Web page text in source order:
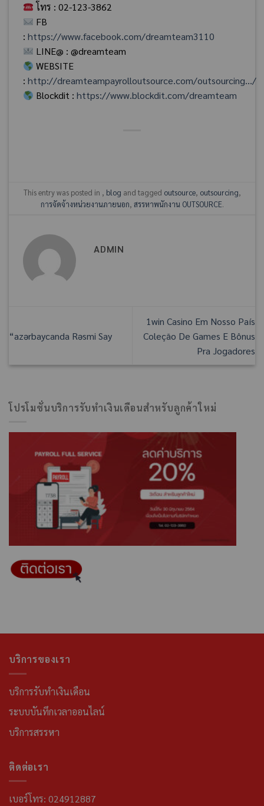
โทร : 02-123-3862
FB
: https://www.facebook.com/dreamteam3110
LINE@ : @dreamteam
WEBSITE
: http://dreamteampayrolloutsource.com/outsourcing…/
Blockdit : https://www.blockdit.com/dreamteam
This entry was posted in , blog and tagged outsource, outsourcing,
การจัดจ้างหน่วยงานภายนอก, สรรหาพนักงาน OUTSOURCE.
ADMIN
“azərbaycanda Rəsmi Say
1win Casino Em Nosso País
Coleção De Games E Bônus
Pra Jogadores
โปรโมชั่นบริการรับทำเงินเดือนสำหรับลูกค้าใหม่
บริการของเรา
บริการรับทำเงินเดือน
ระบบบันทึกเวลาออนไลน์
บริการสรรหา
ติดต่อเรา
เบอร์โทร: 024912887